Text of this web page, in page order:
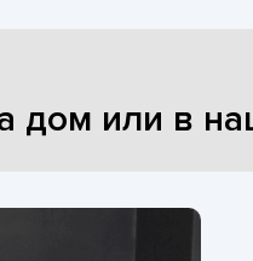
дом или в